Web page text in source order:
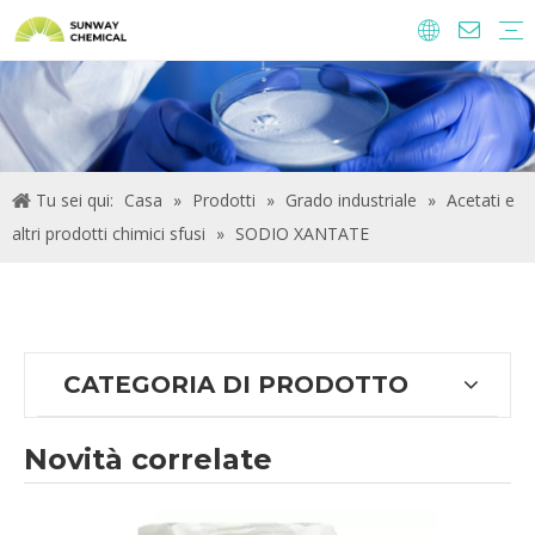
Tu sei qui: Casa » Prodotti » Grado industriale » Acetati e
altri prodotti chimici sfusi » SODIO XANTATE
CATEGORIA DI PRODOTTO
Novità correlate